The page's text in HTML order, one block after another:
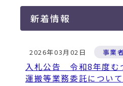
新着情報
2026年03月02日 事業
入札公告 令和8年度む
運搬等業務委託について